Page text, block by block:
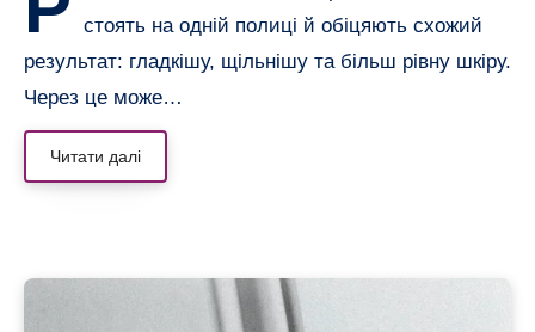
стоять на одній полиці й обіцяють схожий
результат: гладкішу, щільнішу та більш рівну шкіру.
Через це може…
Читати далі